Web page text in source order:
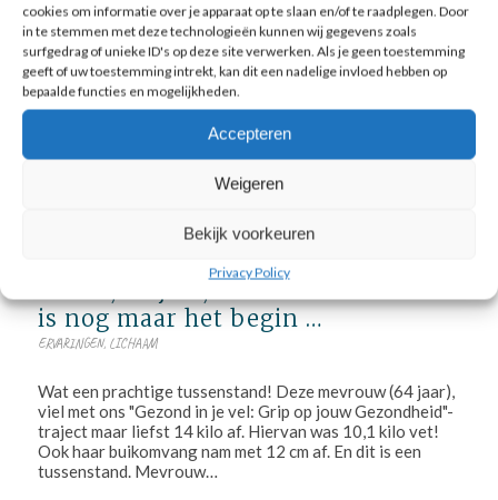
cookies om informatie over je apparaat op te slaan en/of te raadplegen. Door
in te stemmen met deze technologieën kunnen wij gegevens zoals
surfgedrag of unieke ID's op deze site verwerken. Als je geen toestemming
geeft of uw toestemming intrekt, kan dit een nadelige invloed hebben op
bepaalde functies en mogelijkheden.
Accepteren
Weigeren
Bekijk voorkeuren
Privacy Policy
Vrouw, 64 jaar, viel 14 kilo af en dat
is nog maar het begin …
ERVARINGEN, LICHAAM
Wat een prachtige tussenstand! Deze mevrouw (64 jaar),
viel met ons "Gezond in je vel: Grip op jouw Gezondheid"-
traject maar liefst 14 kilo af. Hiervan was 10,1 kilo vet!
Ook haar buikomvang nam met 12 cm af. En dit is een
tussenstand. Mevrouw…